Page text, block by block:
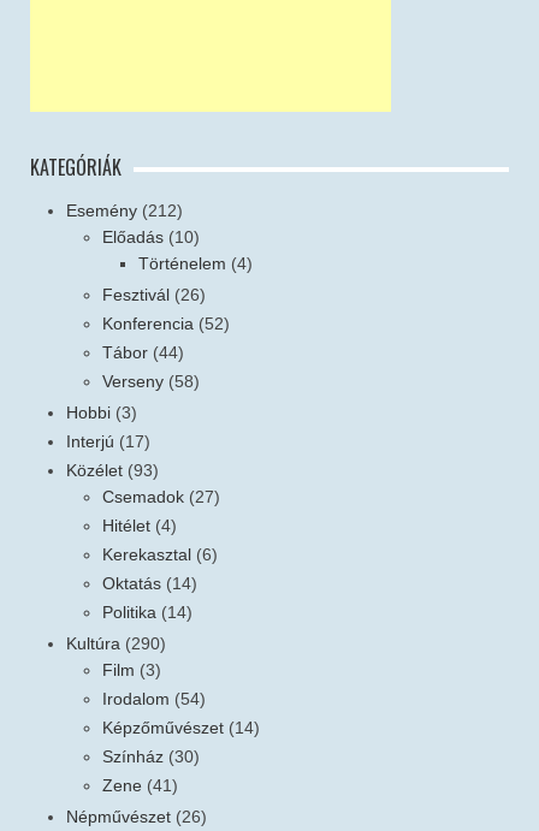
KATEGÓRIÁK
Esemény (212)
Előadás (10)
Történelem (4)
Fesztivál (26)
Konferencia (52)
Tábor (44)
Verseny (58)
Hobbi (3)
Interjú (17)
Közélet (93)
Csemadok (27)
Hitélet (4)
Kerekasztal (6)
Oktatás (14)
Politika (14)
Kultúra (290)
Film (3)
Irodalom (54)
Képzőművészet (14)
Színház (30)
Zene (41)
Népművészet (26)